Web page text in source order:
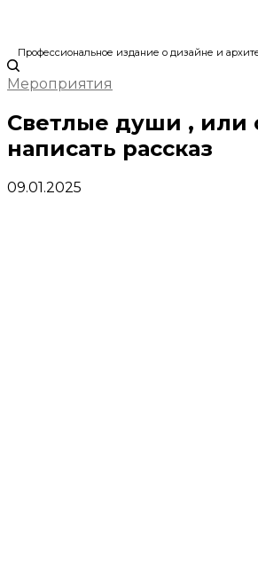
Профессиональное издание о дизайне и
Мероприятия
Светлые души , или
написать рассказ
09.01.2025